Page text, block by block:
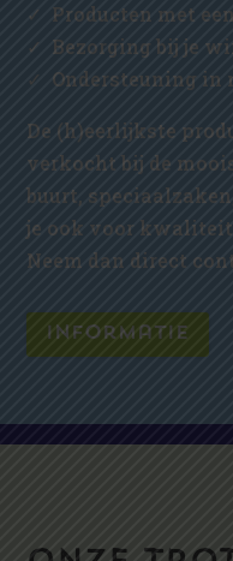
✓ Producten met
✓ Bezorging bij je
Ondersteuning in
De (h)eerlijkste
verkocht bij de
buurt,
je ook voor kwaliteit
Neem dan direct
informatie